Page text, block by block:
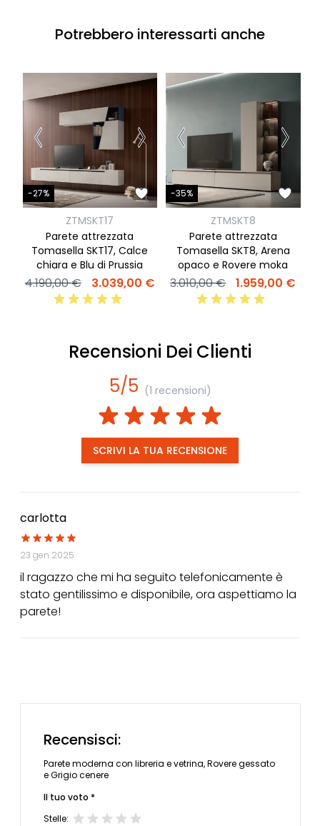
Potrebbero interessarti anche
-27%
ZTMSKT17
Parete attrezzata
Tomasella SKT17, Calce
chiara e Blu di Prussia
4.190,00 € 3.039,00 €
-35%
ZTMSKT8
Parete attrezzata
Tomasella SKT8, Arena
opaco e Rovere moka
3.010,00 € 1.959,00 €
Recensioni Dei Clienti
5/5 (1 recensioni)
SCRIVI LA TUA RECENSIONE
carlotta
23 gen 2025
il ragazzo che mi ha seguito telefonicamente è
stato gentilissimo e disponibile, ora aspettiamo la
parete!
Recensisci:
Parete moderna con libreria e vetrina, Rovere gessato
e Grigio cenere
Il tuo voto *
Stelle: